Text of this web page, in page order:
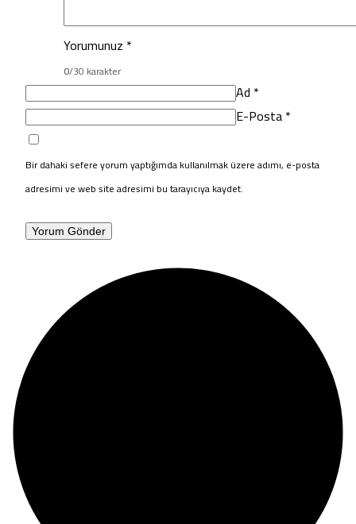
Yorumunuz *
0/30 karakter
Ad *
E-Posta*
Bir dahaki sefere yorum yaptığımda kullanılmak üzere adımı, e-posta
adresimi ve web site adresimi bu tarayıcıya kaydet.
Yorum Gönder